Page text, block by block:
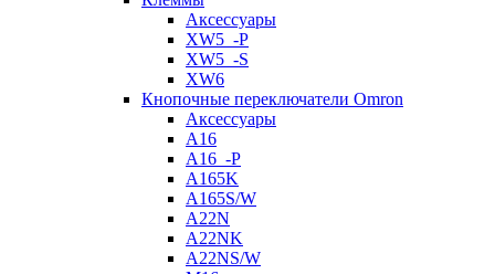
Аксессуары
XW5_-P
XW5_-S
XW6
Кнопочные переключатели Omron
Аксессуары
A16
A16_-P
A165K
A165S/W
A22N
A22NK
A22NS/W